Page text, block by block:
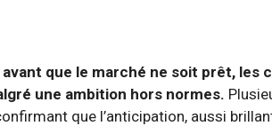
avant que le marché ne soit prêt,
une ambition hors normes.
que l’anticipation, aussi